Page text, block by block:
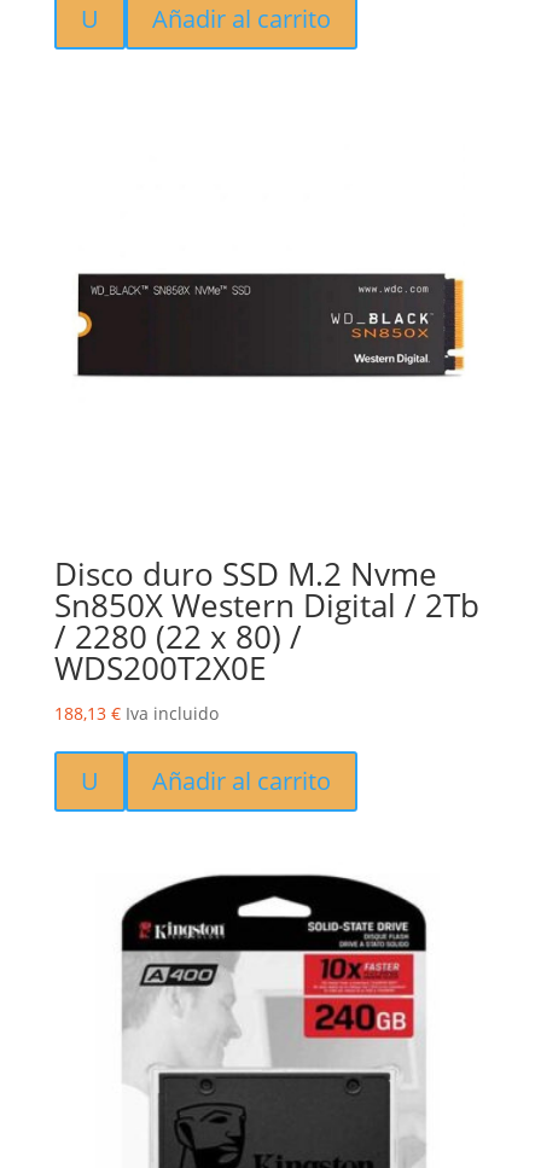
U Añadir al carrito
Disco duro SSD M.2 Nvme
Sn850X Western Digital / 2Tb
/ 2280 (22 x 80) /
WDS200T2X0E
188,13 € Iva incluido
U Añadir al carrito